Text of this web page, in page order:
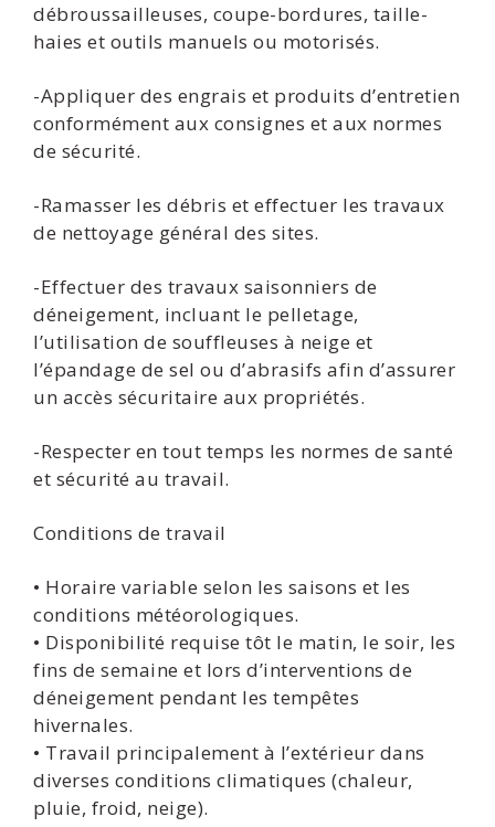
débroussailleuses, coupe-bordures, taille-
haies et outils manuels ou motorisés.
-Appliquer des engrais et produits d’entretien
conformément aux consignes et aux normes
de sécurité.
-Ramasser les débris et effectuer les travaux
de nettoyage général des sites.
-Effectuer des travaux saisonniers de
déneigement, incluant le pelletage,
l’utilisation de souffleuses à neige et
l’épandage de sel ou d’abrasifs afin d’assurer
un accès sécuritaire aux propriétés.
-Respecter en tout temps les normes de santé
et sécurité au travail.
Conditions de travail
• Horaire variable selon les saisons et les
conditions météorologiques.
• Disponibilité requise tôt le matin, le soir, les
fins de semaine et lors d’interventions de
déneigement pendant les tempêtes
hivernales.
• Travail principalement à l’extérieur dans
diverses conditions climatiques (chaleur,
pluie, froid, neige).